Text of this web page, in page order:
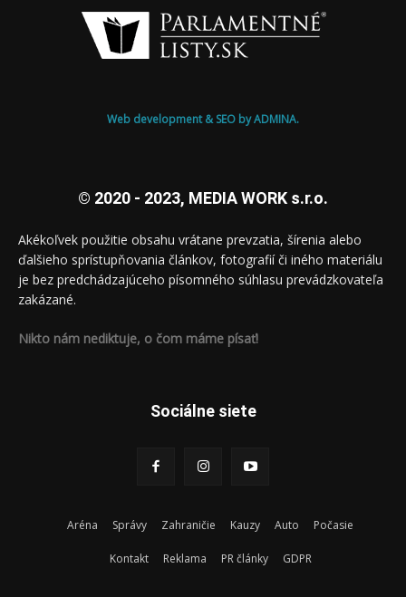
Web development & SEO by ADMINA.
© 2020 - 2023, MEDIA WORK s.r.o.
Akékoľvek použitie obsahu vrátane prevzatia, šírenia alebo
ďalšieho sprístupňovania článkov, fotografií či iného materiálu
je bez predchádzajúceho písomného súhlasu prevádzkovateľa
zakázané.
Nikto nám nediktuje, o čom máme písať!
Sociálne siete
Aréna Správy Zahraničie Kauzy Auto Počasie
Kontakt Reklama PR články GDPR